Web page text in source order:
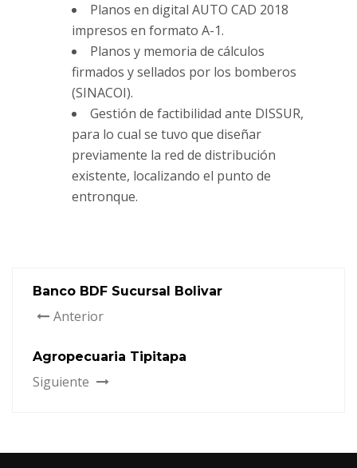
Planos en digital AUTO CAD 2018
impresos en formato A-1.
Planos y memoria de cálculos
firmados y sellados por los bomberos
(SINACOI).
Gestión de factibilidad ante DISSUR,
para lo cual se tuvo que diseñar
previamente la red de distribución
existente, localizando el punto de
entronque.
Banco BDF Sucursal Bolivar
Anterior
Agropecuaria Tipitapa
Siguiente